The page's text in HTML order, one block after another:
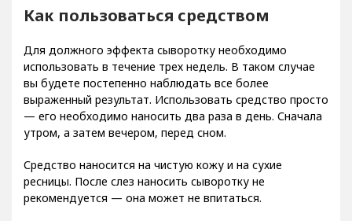
Как пользоваться средством
Для должного эффекта сыворотку необходимо
использовать в течение трех недель. В таком случае
вы будете постепенно наблюдать все более
выраженный результат. Использовать средство просто
— его необходимо наносить два раза в день. Сначала
утром, а затем вечером, перед сном.
Средство наносится на чистую кожу и на сухие
ресницы. После слез наносить сыворотку не
рекомендуется — она может не впитаться.